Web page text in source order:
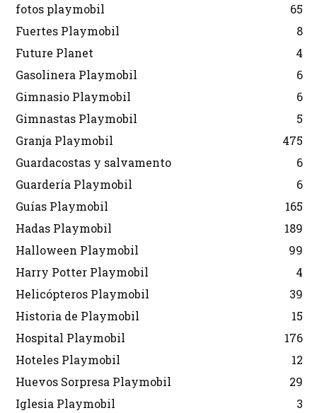
fotos playmobil
65
Fuertes Playmobil
8
Future Planet
4
Gasolinera Playmobil
6
Gimnasio Playmobil
6
Gimnastas Playmobil
5
Granja Playmobil
475
Guardacostas y salvamento
6
Guardería Playmobil
6
Guías Playmobil
165
Hadas Playmobil
189
Halloween Playmobil
99
Harry Potter Playmobil
4
Helicópteros Playmobil
39
Historia de Playmobil
15
Hospital Playmobil
176
Hoteles Playmobil
12
Huevos Sorpresa Playmobil
29
Iglesia Playmobil
3